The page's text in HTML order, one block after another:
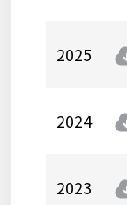
2025
2024
2023